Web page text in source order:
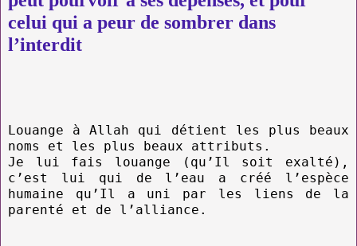
celui qui a peur de sombrer dans
l’interdit
Louange à Allah qui détient les plus beaux
noms et les plus beaux attributs.
Je lui fais louange (qu’Il soit exalté),
c’est lui qui de l’eau a créé l’espèce
humaine qu’Il a uni par les liens de la
parenté et de l’alliance.